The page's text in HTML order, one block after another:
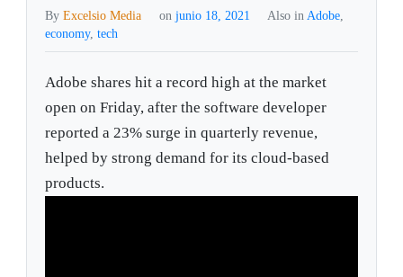
ByExcelsio Media on junio 18, 2021 Also inAdobe,
economy,tech
Adobe shares hit a record high at the market
open on Friday, after the software developer
reported a 23% surge in quarterly revenue,
helped by strong demand for its cloud-based
products.